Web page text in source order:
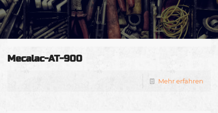
Mecalac-AT-900
Mehr erfahren